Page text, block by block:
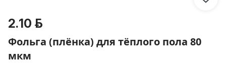
2.10 р.
Фольга (плёнка) для тёплого пола 80
мкм